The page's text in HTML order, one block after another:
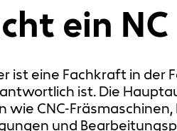
ein
ist eine Fachkraft in
ist. Die
wie CNC-
und